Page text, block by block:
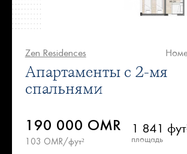
Zen Residences
Апартаменты с 2-мя
спальнями
190 000 OMR
103 OMR/фут²
1 841
площадь